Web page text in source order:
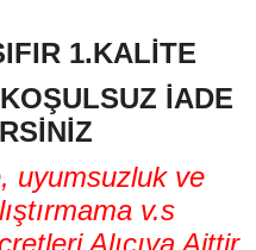
1.KALİTE
İADE
uyumsuzluk ve
v.s
Alıcıya Aittir